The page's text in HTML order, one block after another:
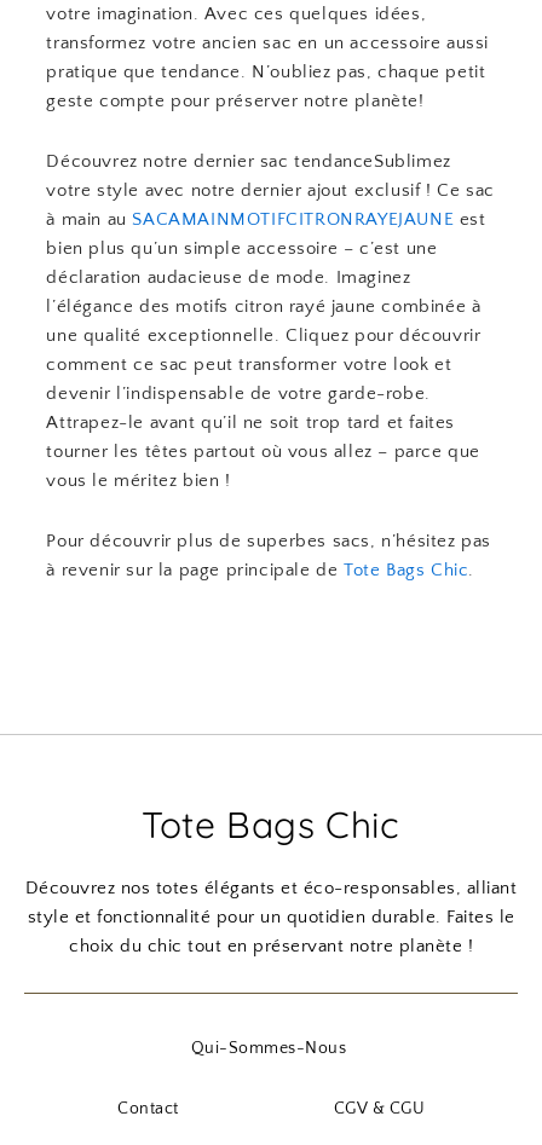
votre imagination. Avec ces quelques idées,
transformez votre ancien sac en un accessoire aussi
pratique que tendance. N’oubliez pas, chaque petit
geste compte pour préserver notre planète!
Découvrez notre dernier sac tendanceSublimez
votre style avec notre dernier ajout exclusif ! Ce sac
à main au SACAMAINMOTIFCITRONRAYEJAUNE est
bien plus qu’un simple accessoire – c’est une
déclaration audacieuse de mode. Imaginez
l’élégance des motifs citron rayé jaune combinée à
une qualité exceptionnelle. Cliquez pour découvrir
comment ce sac peut transformer votre look et
devenir l’indispensable de votre garde-robe.
Attrapez-le avant qu’il ne soit trop tard et faites
tourner les têtes partout où vous allez – parce que
vous le méritez bien !
Pour découvrir plus de superbes sacs, n’hésitez pas
à revenir sur la page principale deTote Bags Chic.
Tote Bags Chic
Découvrez nos totes élégants et éco-responsables, alliant
style et fonctionnalité pour un quotidien durable. Faites le
choix du chic tout en préservant notre planète !
Qui-Sommes-Nous
Contact CGV & CGU